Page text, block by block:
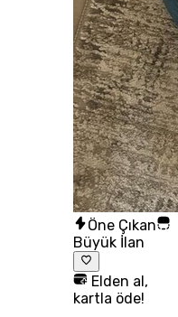
Öne Çıkan
Büyük İlan
Elden al,
kartla öde!